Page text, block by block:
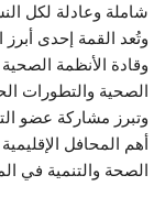
شاملة وعادلة لكل
وتُعد القمة إحدى أبرز
وقادة الأنظمة
الصحية والتطورات
وتبرز مشاركة عضو
أهم المحافل
الصحة والتنمية في